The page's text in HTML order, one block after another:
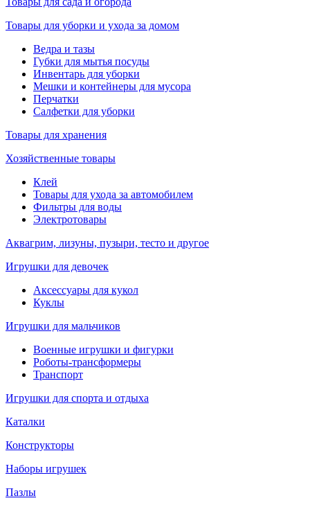
Товары для уборки и ухода за домом
Ведра и тазы
Губки для мытья посуды
Инвентарь для уборки
Мешки и контейнеры для мусора
Перчатки
Салфетки для уборки
Товары для хранения
Хозяйственные товары
Клей
Товары для ухода за автомобилем
Фильтры для воды
Электротовары
Аквагрим, лизуны, пузыри, тесто и другое
Игрушки для девочек
Аксессуары для кукол
Куклы
Игрушки для мальчиков
Военные игрушки и фигурки
Роботы-трансформеры
Транспорт
Игрушки для спорта и отдыха
Каталки
Конструкторы
Наборы игрушек
Пазлы